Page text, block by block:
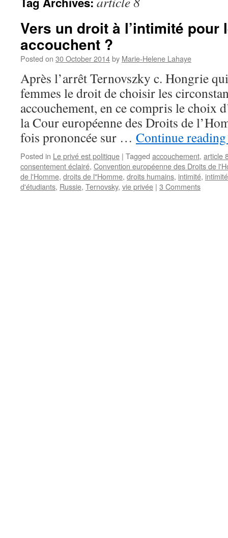
Vers un droit à l’intimité pour
accouchent ?
Posted on 30 October 2014by Marie-Helene Lahaye
Après l’arrêt Ternovszky c. Hongrie
femmes le droit de choisir les
accouchement, en ce compris le choix
la Cour européenne des Droits de
fois prononcée sur … Continue
Posted in Le privé est politique | Tagged accouchement, article
consentement éclairé, Convention européenne des Droits de
de l'Homme, droits de l"Homme, droits humains, intimité,
d'étudiants, Russie, Ternovsky, vie privée | 3 Comments